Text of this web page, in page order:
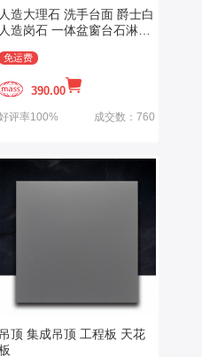
人造大理石 洗手台面 爵士白
人造岗石 一体盆窗台石淋浴
免运费
390.00
评率100% 成交数：760
吊顶 集成吊顶 工程板 天花